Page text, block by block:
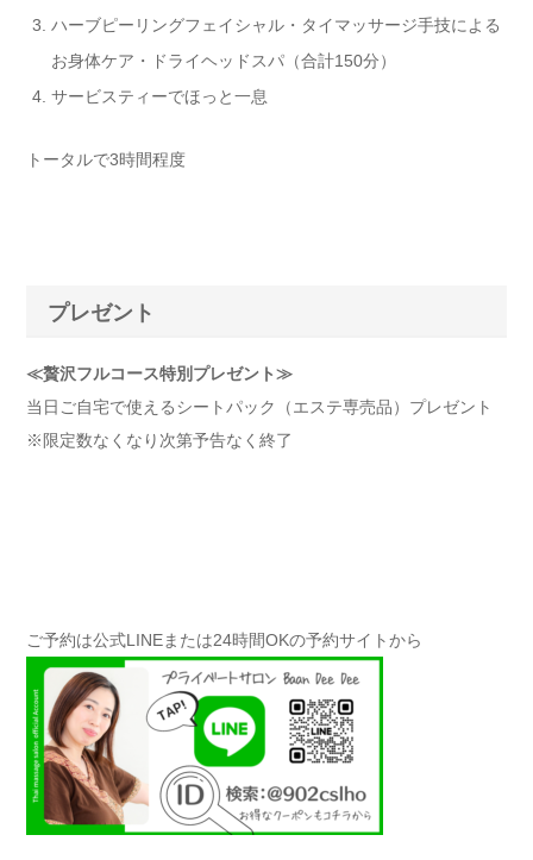
ハーブピーリングフェイシャル・タイマッサージ手技による
お身体ケア・ドライヘッドスパ（合計150分）
サービスティーでほっと一息
トータルで3時間程度
プレゼント
≪贅沢フルコース特別プレゼント≫
当日ご自宅で使えるシートパック（エステ専売品）プレゼント
※限定数なくなり次第予告なく終了
ご予約は公式LINEまたは24時間OKの予約サイトから